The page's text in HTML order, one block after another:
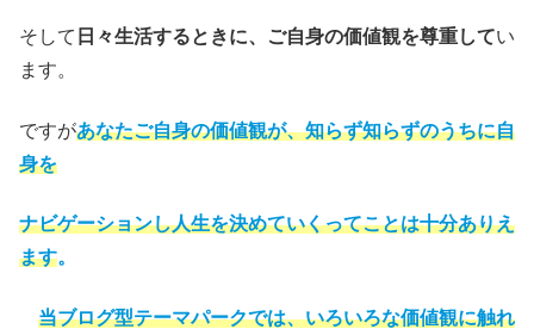
そして 日々生活するときに、ご自身の価値観を尊重してい
ます。
ですがあなたご自身の価値観が、知らず知らずのうちに自
身を
ナビゲーションし人生を決めていくってことは十分ありえ
ます。
当ブログ型テーマパークでは、いろいろな価値観に触れ